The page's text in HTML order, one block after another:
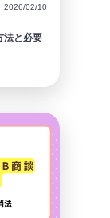
2026/02/10
法と必要